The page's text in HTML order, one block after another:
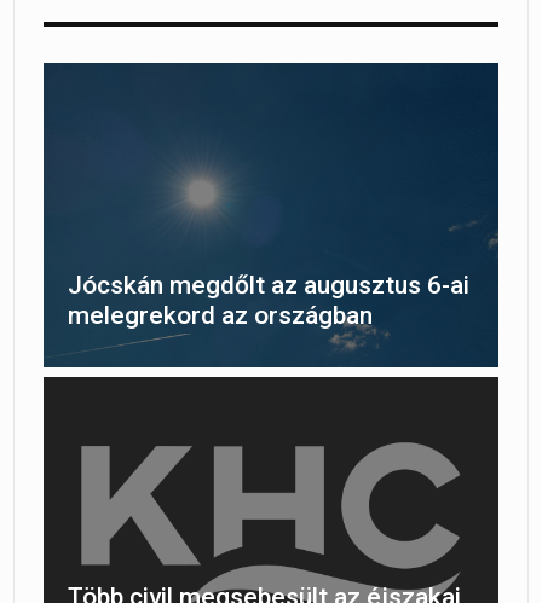
Jócskán megdőlt az augusztus 6-ai
melegrekord az országban